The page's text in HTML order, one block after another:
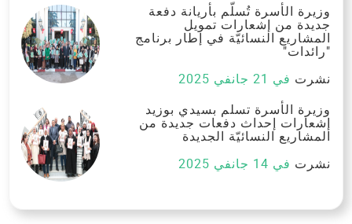
وزيرة الأسرة تُسلّم بأريانة دفعة
جديدة من إشعارات تمويل
المشاريع النسائيّة في إطار برنامج
"رائدات"
نشرت في 21 جانفي 2025
وزيرة الأسرة تسلم بسيدي بوزيد
إشعارات إحداث دفعات جديدة من
المشاريع النسائيّة الجديدة
نشرت في 14 جانفي 2025